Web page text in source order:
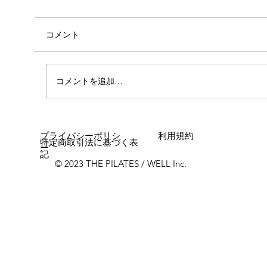
自己紹介
コメント
コメントを追加…
© 2023 THE PILATES / WELL Inc.
プライバシーポリシ
ー
利用規約
特定商取引法に基づく表
記